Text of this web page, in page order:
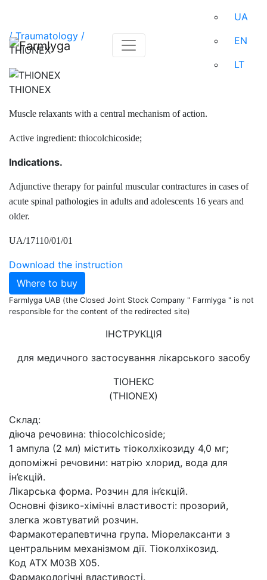
UA
EN
LT
/ Traumatology /
THIONEX
THIONEX
Muscle relaxants with a central mechanism of action.
Active ingredient: thiocolchicoside;
Indications.
Adjunctive therapy for painful muscular contractures in cases of
acute spinal pathologies in adults and adolescents 16 years and
older.
UA/17110/01/01
Download the instruction
Where to buy
Farmlyga UAB (the Closed Joint Stock Company " Farmlyga " is not
responsible for the content of the redirected site)
ІНСТРУКЦІЯ
для медичного застосування лікарського засобу
ТІОНЕКС
(THIONEX)
Склад:
діюча речовина: thiocolchicoside;
1 ампула (2 мл) містить тіоколхікозиду 4,0 мг;
допоміжні речовини: натрію хлорид, вода для
ін’єкцій.
Лікарська форма. Розчин для ін’єкцій.
Основні фізико-хімічні властивості: прозорий,
злегка жовтуватий розчин.
Фармакотерапевтична група. Міорелаксанти з
центральним механізмом дії. Тіоколхікозид.
Код АТХ М03В Х05.
Фармакологічні властивості.